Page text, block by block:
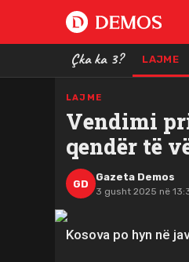
Çka ka 3? LAJME
LAJME
Vendimi
qendër të
GD
Gazeta Demos
3 gusht 2025 në
Kosova po hyn në